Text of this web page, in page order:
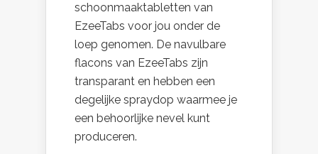
schoonmaaktabletten van
EzeeTabs voor jou onder de
loep genomen. De navulbare
flacons van EzeeTabs zijn
transparant en hebben een
degelijke spraydop waarmee je
een behoorlijke nevel kunt
produceren.